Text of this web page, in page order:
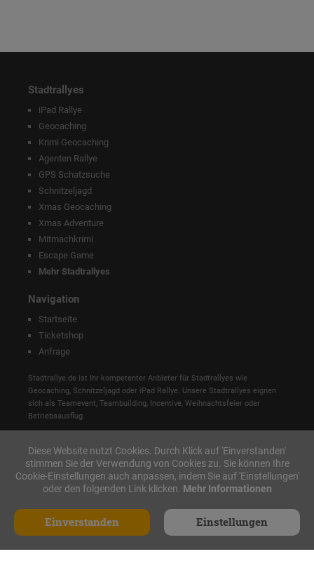
Stadtrallyes
iPad Rallye
Geocaching
Krimi Geocaching
Agenten Rallye
GPS Schatzsuche
Schnitzeljagd
Xmas Geocaching
Xmas Adventure
Mitmachkrimi
Escape Game
Mehr Stadtrallyes
Navigation
Startseite
Ticketshop
Anfrage
Stadtrallye.de ist Ihr kompetenter Anbieter für Stadtrallyes wie
Geocaching, Schnitzeljagd oder iPad Rallye. Unsere Stadtrallyes eignen
sich als Teamevent, Teambuilding, Incentive, Weihnachtsfeier oder
Betriebsausflug.
Made with ♥ in Nürnberg
Diese Website nutzt Cookies. Durch Klick auf 'Einverstanden'
stimmen Sie der Verwendung von Cookies zu. Sie können Ihre
Cookie-Einstellungen auch anpassen, indem Sie auf 'Einstellungen'
oder den folgenden Link klicken. Mehr Informationen
Einverstanden Einstellungen